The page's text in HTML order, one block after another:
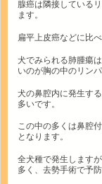
腺癌は隣接している
ます。
扁平上皮癌などに比
犬でみられる肺腫瘍
いのが胸の中のリン
犬の鼻腔内に発生す
多いです。
この中の多くは鼻腔
となります。
全犬種で発生します
多く、去勢手術で予